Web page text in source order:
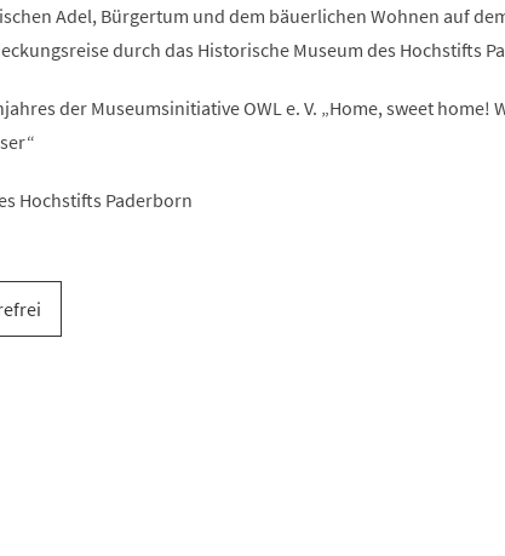
Adel, Bürgertum und dem bäuerlichen Wohnen auf
durch das Historische Museum des Hochstifts
der Museumsinitiative OWL e. V. „Home, sweet home!
Hochstifts Paderborn